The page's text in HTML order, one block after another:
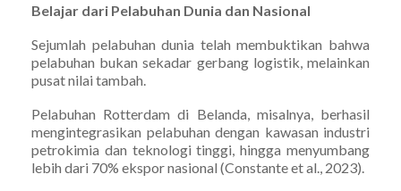
Belajar dari Pelabuhan Dunia dan Nasional
Sejumlah pelabuhan dunia telah membuktikan bahwa
pelabuhan bukan sekadar gerbang logistik, melainkan
pusat nilai tambah.
Pelabuhan Rotterdam di Belanda, misalnya, berhasil
mengintegrasikan pelabuhan dengan kawasan industri
petrokimia dan teknologi tinggi, hingga menyumbang
lebih dari 70% ekspor nasional (Constante et al., 2023).